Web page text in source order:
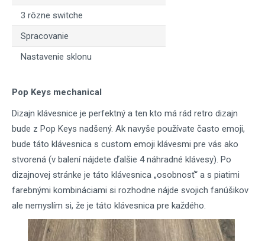
3 rôzne switche
Spracovanie
Nastavenie sklonu
Pop Keys mechanical
Dizajn klávesnice je perfektný a ten kto má rád retro dizajn
bude z Pop Keys nadšený. Ak navyše používate často emoji,
bude táto klávesnica s custom emoji klávesmi pre vás ako
stvorená (v balení nájdete ďalšie 4 náhradné klávesy). Po
dizajnovej stránke je táto klávesnica „osobnosť“ a s piatimi
farebnými kombináciami si rozhodne nájde svojich fanúšikov
ale nemyslím si, že je táto klávesnica pre každého.